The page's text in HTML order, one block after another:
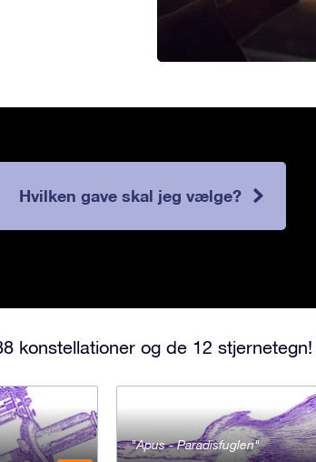
Hvilken gave skal jeg vælge?
konstellationer og de 12 stjernetegn!
Apus - Paradisfuglen